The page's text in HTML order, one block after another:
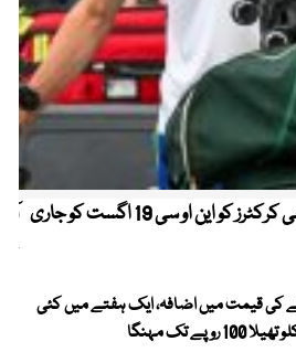
کیریبین پریمیئر لیگ ، قومی کرکٹرز کو این او سی 19 اگست کو جاری
کی قیمت میں اضافہ، ایک ہفتے میں کئی